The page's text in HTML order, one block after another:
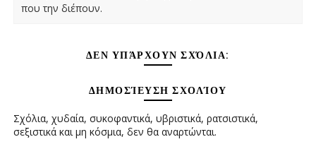
που την διέπουν.
ΔΕΝ ΥΠΆΡΧΟΥΝ ΣΧΌΛΙΑ:
ΔΗΜΟΣΊΕΥΣΗ ΣΧΟΛΊΟΥ
Σχόλια, χυδαία, συκοφαντικά, υβριστικά, ρατσιστικά,
σεξιστικά και μη κόσμια, δεν θα αναρτώνται.